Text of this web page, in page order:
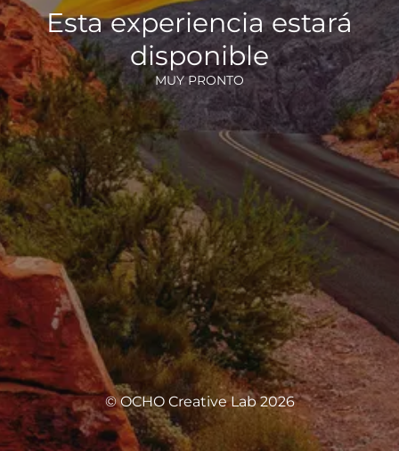
Esta experiencia estará
disponible
MUY PRONTO
© OCHO Creative Lab 2026